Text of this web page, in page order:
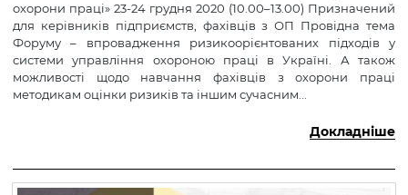
охорони праці» 23-24 грудня 2020 (10.00–13.00) Призначений
для керівників підприємств, фахівців з ОП Провідна тема
Форуму – впровадження ризикоорієнтованих підходів у
системи управління охороною праці в Україні. А також
можливості щодо навчання фахівців з охорони праці
методикам оцінки ризиків та іншим сучасним...
Докладніше